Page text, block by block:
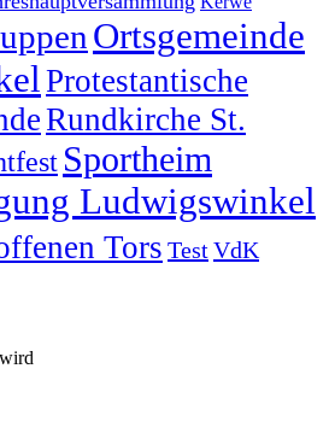
Ortsgemeinde
Protestantische
Rundkirche St.
Sportheim
Ludwigswinkel
Tors TestVdK